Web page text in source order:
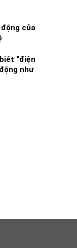
của
“điện
như